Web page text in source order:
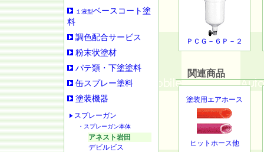
ＰＣＧ－６Ｐ－２
関連商品
塗装用エアホース
ヒットホース他
１液型ベースコート塗
料
調色配合サービス
粉末状塗材
パテ類・下塗塗料
缶スプレー塗料
塗装機器
スプレーガン
・スプレーガン本体
アネスト岩田
デビルビス